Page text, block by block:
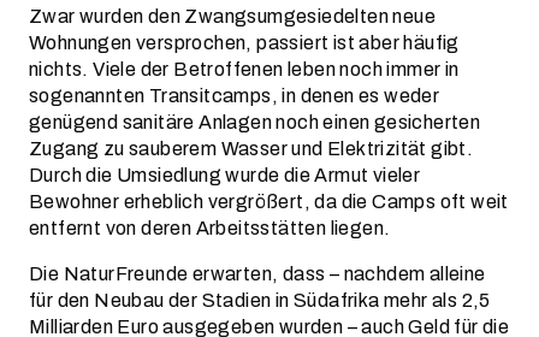
Zwar wurden den Zwangsumgesiedelten neue
Wohnungen versprochen, passiert ist aber häufig
nichts. Viele der Betroffenen leben noch immer in
sogenannten Transitcamps, in denen es weder
genügend sanitäre Anlagen noch einen gesicherten
Zugang zu sauberem Wasser und Elektrizität gibt.
Durch die Umsiedlung wurde die Armut vieler
Bewohner erheblich vergrößert, da die Camps oft weit
entfernt von deren Arbeitsstätten liegen.
Die NaturFreunde erwarten, dass – nachdem alleine
für den Neubau der Stadien in Südafrika mehr als 2,5
Milliarden Euro ausgegeben wurden – auch Geld für die